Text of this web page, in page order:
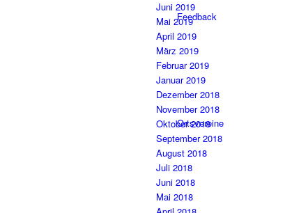
Feedback
Ortsvereine
Juni 2019
Mai 2019
April 2019
März 2019
Februar 2019
Januar 2019
Dezember 2018
November 2018
Oktober 2018
September 2018
August 2018
Juli 2018
Juni 2018
Mai 2018